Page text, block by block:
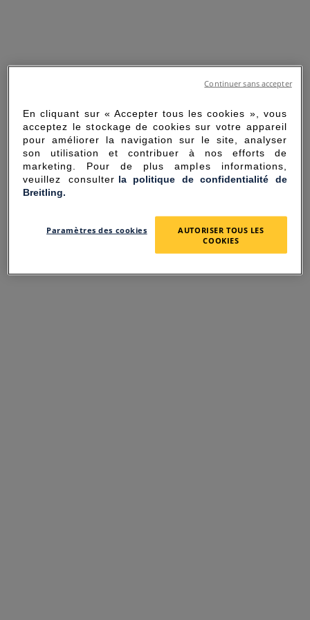
SORRY FOR THE
INCONVENIENCE
UNEXPECTED ERROR OCCURRED.
En cliquant sur « Accepter tous les cookies », vous
acceptez le stockage de cookies sur votre appareil
pour améliorer la navigation sur le site, analyser
son utilisation et contribuer à nos efforts de
marketing. Pour de plus amples informations,
veuillez consulter la politique de confidentialité de
Breitling.
Paramètres des cookies
AUTORISER TOUS LES
COOKIES
Continuer sans accepter